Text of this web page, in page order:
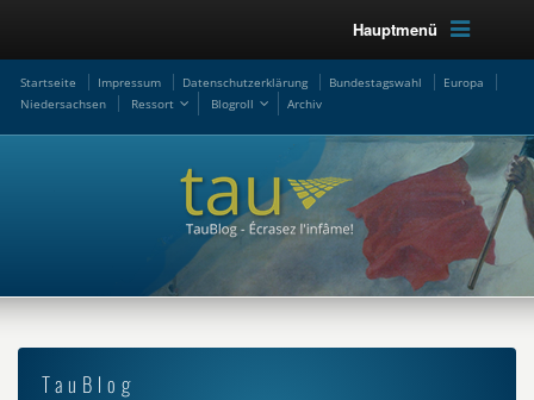
Hauptmenü
Startseite Impressum Datenschutzerklärung Bundestagswahl
Europa
Niedersachsen
Ressort Blogroll Archiv
TauBlog